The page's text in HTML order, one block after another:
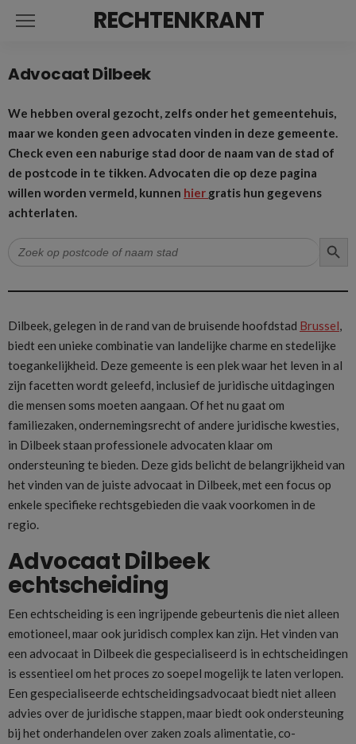
RECHTENKRANT
Advocaat Dilbeek
We hebben overal gezocht, zelfs onder het gemeentehuis,
maar we konden geen advocaten vinden in deze gemeente.
Check even een naburige stad door de naam van de stad of
de postcode in te tikken. Advocaten die op deze pagina
willen worden vermeld, kunnen hier gratis hun gegevens
achterlaten.
Zoek
naar:
Dilbeek, gelegen in de rand van de bruisende hoofdstad Brussel,
biedt een unieke combinatie van landelijke charme en stedelijke
toegankelijkheid. Deze gemeente is een plek waar het leven in al
zijn facetten wordt geleefd, inclusief de juridische uitdagingen
die mensen soms moeten aangaan. Of het nu gaat om
familiezaken, ondernemingsrecht of andere juridische kwesties,
in Dilbeek staan professionele advocaten klaar om
ondersteuning te bieden. Deze gids belicht de belangrijkheid van
het vinden van de juiste advocaat in Dilbeek, met een focus op
enkele specifieke rechtsgebieden die vaak voorkomen in de
regio.
Advocaat Dilbeek
echtscheiding
Een echtscheiding is een ingrijpende gebeurtenis die niet alleen
emotioneel, maar ook juridisch complex kan zijn. Het vinden van
een advocaat in Dilbeek die gespecialiseerd is in echtscheidingen
is essentieel om het proces zo soepel mogelijk te laten verlopen.
Een gespecialiseerde echtscheidingsadvocaat biedt niet alleen
advies over de juridische stappen, maar biedt ook ondersteuning
bij het onderhandelen over zaken zoals alimentatie, co-